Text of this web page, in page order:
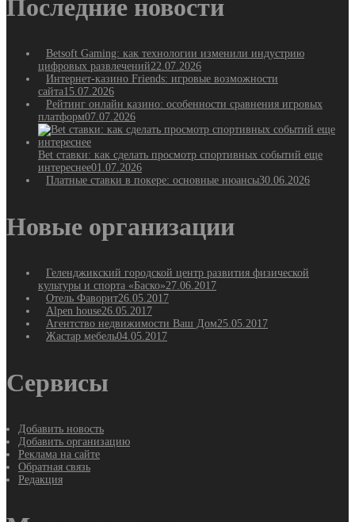
Последние новости
Betsoft Gaming: как технологии изменили индустрию
цифровых развлечений22.07.2026
Интернет-казино Friends: игровые возможности
сайта15.07.2026
Рейтинг онлайн казино: особенности сравнения игровых
платформ07.07.2026
Bet ставки: как сделать просмотр спортивных событий еще
интереснее01.07.2026
Платные ставки в покере: основные нюансы30.06.2026
Новые организации
Геленджикский городской центр развития физической
культуры и спорта «Баско»27.06.2017
Отель Фаворит26.05.2017
Alpen house26.05.2017
Агентство недвижимости Ваш Дом25.05.2017
Жастар мебель04.05.2017
Сервисы
Добавить новость
Добавить организацию
Реклама на сайте
Обратная связь
Редакция